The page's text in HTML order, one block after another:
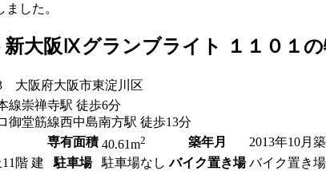
した。
大阪Ⅸグランブライト １１０１
大阪府大阪市東淀川区
線崇禅寺駅 徒歩6分
御堂筋線西中島南方駅 徒歩13分
専有面積 40.61m2 築年月 2013年10月築
階 建 駐車場 駐車場なし バイク置き場 バイク置き